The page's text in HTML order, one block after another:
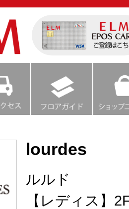
lourdes
ルルド
【レディス】